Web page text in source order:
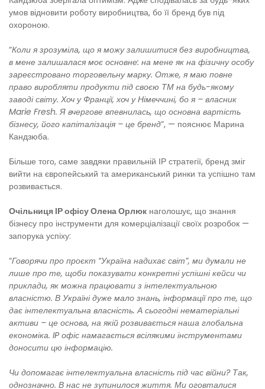
умов відновити роботу виробництва, бо її бренд був під
охороною.
“Коли я зрозуміла, що я можу залишитися без виробництва,
в мене залишалася моє основне: на мене як на фізичну особу
зареєстровано торговельну марку. Отже, я маю повне
право виробляти продукти під своєю ТМ на будь-якому
заводі світу. Хоч у Франції, хоч у Німеччині, бо я – власник
Marie Fresh. Я вчергове впевнилась, що основна вартість
бізнесу, його капіталізація – це бренд”, — пояснює Марина
Кандзюба.
Більше того, саме завдяки правильній ІР стратегії, бренд зміг
вийти на європейський та американський ринки та успішно там
розвивається.
Очільниця ІР офісу Олена Орлюк наголошує, що знання
бізнесу про інструменти для комерціалізації своїх розробок —
запорука успіху:
“Говорячи про проєкт “Україна надихає світ”, ми думали не
лише про те, щоби показувати конкретні успішні кейси чи
приклади, як можна працювати з інтелектуальною
власністю. В Україні дуже мало знань, інформації про те, що
дає інтелектуальна власність. А сьогодні нематеріальні
активи – це основа, на якій розвивається наша глобальна
економіка. IP офіс намагається всілякими інструментами
доносити цю інформацію.
Чи допомагає інтелектуальна власність під час війни? Так,
однозначно. В нас не зупинилося життя. Ми оговталися